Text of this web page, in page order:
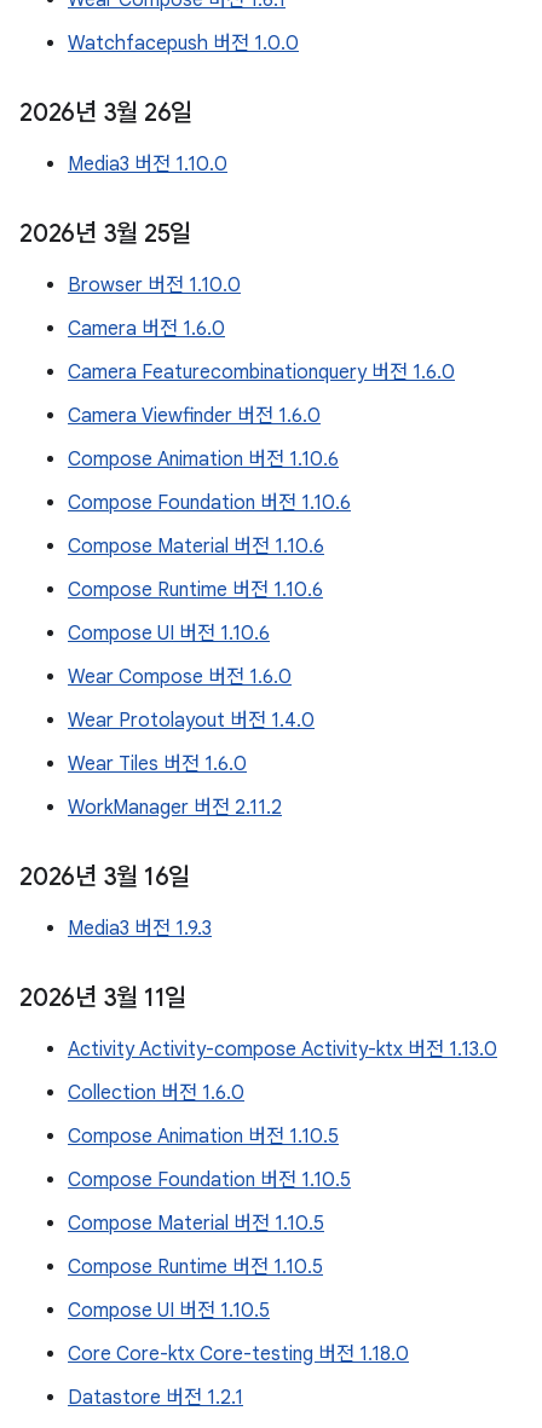
Watchfacepush 버전 1.0.0
2026년 3월 26일
Media3 버전 1.10.0
2026년 3월 25일
Browser 버전 1.10.0
Camera 버전 1.6.0
Camera Featurecombinationquery 버전 1.6.0
Camera Viewfinder 버전 1.6.0
Compose Animation 버전 1.10.6
Compose Foundation 버전 1.10.6
Compose Material 버전 1.10.6
Compose Runtime 버전 1.10.6
Compose UI 버전 1.10.6
Wear Compose 버전 1.6.0
Wear Protolayout 버전 1.4.0
Wear Tiles 버전 1.6.0
WorkManager 버전 2.11.2
2026년 3월 16일
Media3 버전 1.9.3
2026년 3월 11일
Activity Activity-compose Activity-ktx 버전 1.13.0
Collection 버전 1.6.0
Compose Animation 버전 1.10.5
Compose Foundation 버전 1.10.5
Compose Material 버전 1.10.5
Compose Runtime 버전 1.10.5
Compose UI 버전 1.10.5
Core Core-ktx Core-testing 버전 1.18.0
Datastore 버전 1.2.1